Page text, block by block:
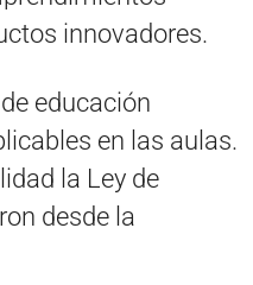
innovadores.
educación
en las aulas.
la Ley de
desde la